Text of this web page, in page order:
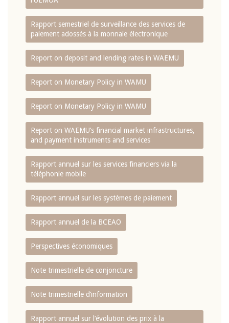
Rapport semestriel de surveillance des services de
paiement adossés à la monnaie électronique
Report on deposit and lending rates in WAEMU
Report on Monetary Policy in WAMU
Report on Monetary Policy in WAMU
Report on WAEMU’s financial market infrastructures,
and payment instruments and services
Rapport annuel sur les services financiers via la
téléphonie mobile
Rapport annuel sur les systèmes de paiement
Rapport annuel de la BCEAO
Perspectives économiques
Note trimestrielle de conjoncture
Note trimestrielle d‘information
Rapport annuel sur l‘évolution des prix à la